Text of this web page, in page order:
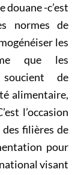
douane -c’est
normes de
les
que les
soucient de
alimentaire,
l’occasion
filières de
pour
visant